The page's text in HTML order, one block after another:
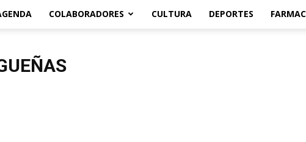
COLABORADORES CULTURA DEPORTES